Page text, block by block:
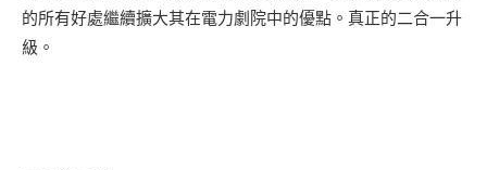
的所有好處繼續擴大其在電力劇院中的優點。真正的二合一升
級。